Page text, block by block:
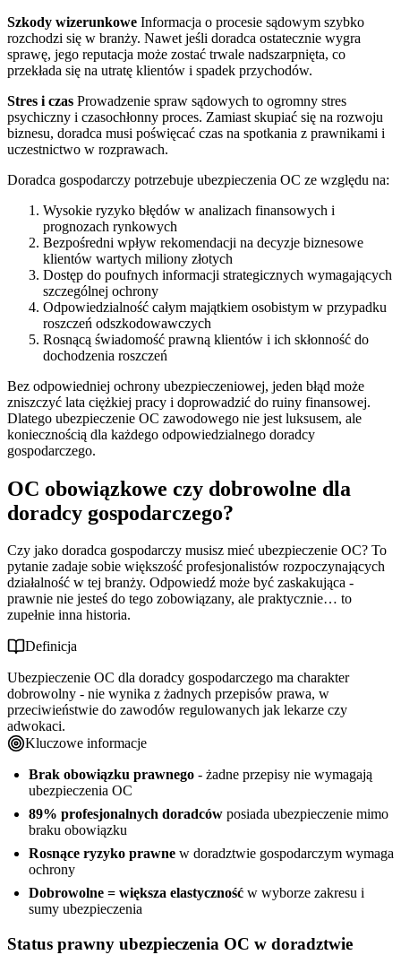
Szkody wizerunkowe Informacja o procesie sądowym szybko
rozchodzi się w branży. Nawet jeśli doradca ostatecznie wygra
sprawę, jego reputacja może zostać trwale nadszarpnięta, co
przekłada się na utratę klientów i spadek przychodów.
Stres i czas Prowadzenie spraw sądowych to ogromny stres
psychiczny i czasochłonny proces. Zamiast skupiać się na rozwoju
biznesu, doradca musi poświęcać czas na spotkania z prawnikami i
uczestnictwo w rozprawach.
Doradca gospodarczy potrzebuje ubezpieczenia OC ze względu na:
Wysokie ryzyko błędów w analizach finansowych i
prognozach rynkowych
Bezpośredni wpływ rekomendacji na decyzje biznesowe
klientów wartych miliony złotych
Dostęp do poufnych informacji strategicznych wymagających
szczególnej ochrony
Odpowiedzialność całym majątkiem osobistym w przypadku
roszczeń odszkodowawczych
Rosnącą świadomość prawną klientów i ich skłonność do
dochodzenia roszczeń
Bez odpowiedniej ochrony ubezpieczeniowej, jeden błąd może
zniszczyć lata ciężkiej pracy i doprowadzić do ruiny finansowej.
Dlatego ubezpieczenie OC zawodowego nie jest luksusem, ale
koniecznością dla każdego odpowiedzialnego doradcy
gospodarczego.
OC obowiązkowe czy dobrowolne dla
doradcy gospodarczego?
Czy jako doradca gospodarczy musisz mieć ubezpieczenie OC? To
pytanie zadaje sobie większość profesjonalistów rozpoczynających
działalność w tej branży. Odpowiedź może być zaskakująca -
prawnie nie jesteś do tego zobowiązany, ale praktycznie… to
zupełnie inna historia.
Definicja
Ubezpieczenie OC dla doradcy gospodarczego ma charakter
dobrowolny - nie wynika z żadnych przepisów prawa, w
przeciwieństwie do zawodów regulowanych jak lekarze czy
adwokaci.
Kluczowe informacje
Brak obowiązku prawnego - żadne przepisy nie wymagają
ubezpieczenia OC
89% profesjonalnych doradców posiada ubezpieczenie mimo
braku obowiązku
Rosnące ryzyko prawne w doradztwie gospodarczym wymaga
ochrony
Dobrowolne = większa elastyczność w wyborze zakresu i
sumy ubezpieczenia
Status prawny ubezpieczenia OC w doradztwie